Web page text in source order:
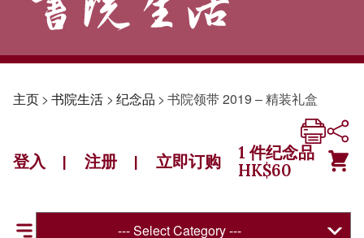
主页> 书院生活 > 纪念品 > 书院领带 2019 – 精装礼盒
登入 | 注册 | 立即订购 1 件纪念品
HK$60
--- Select Category ---